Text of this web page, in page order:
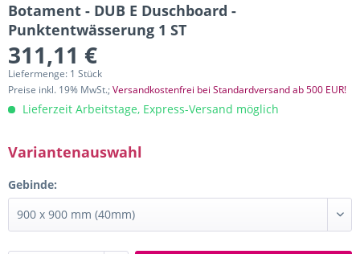
Botament - DUB E Duschboard -
Punktentwässerung 1 ST
311,11 €
Liefermenge: 1 Stück
Preise inkl. 19% MwSt.;Versandkostenfrei bei Standardversand ab 500 EUR!
Lieferzeit Arbeitstage, Express-Versand möglich
Variantenauswahl
Gebinde: